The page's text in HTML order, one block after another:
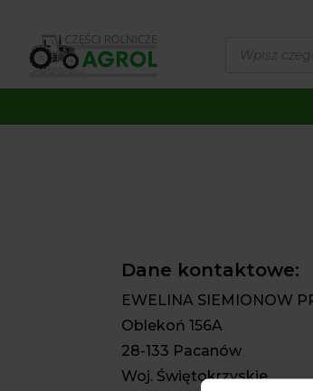
produktów
Dane kontaktowe:
EWELINA SIEMIONOW
Oblekoń 156A
28-133 Pacanów
Woj. Świętokrzyskie